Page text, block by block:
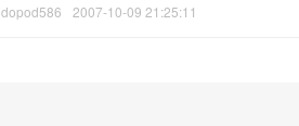
dopod586 2007-10-09 21:25:11